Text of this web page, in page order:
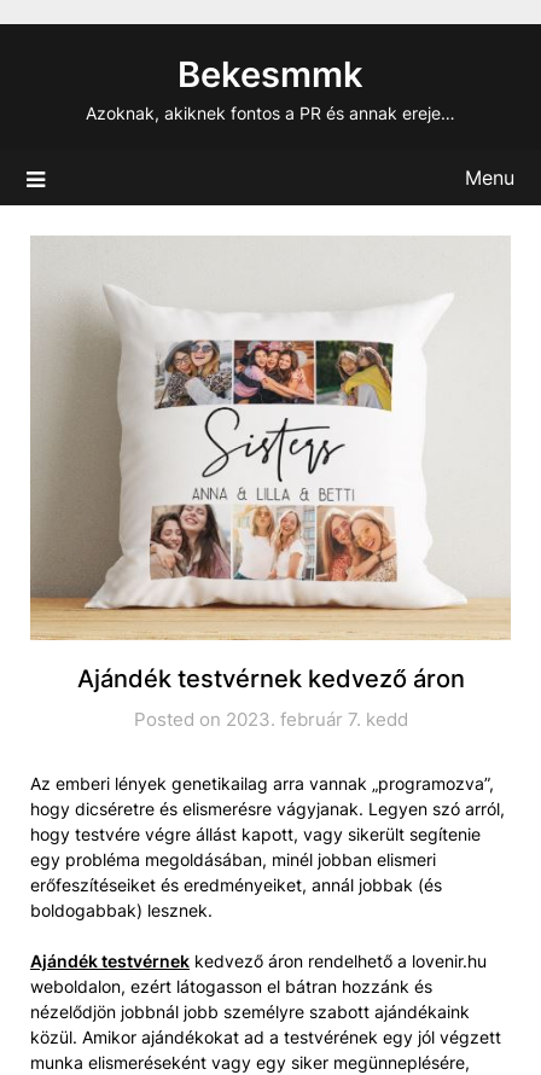
Bekesmmk
Azoknak, akiknek fontos a PR és annak ereje…
Menu
Ajándék testvérnek kedvező áron
Posted on 2023. február 7. kedd
Az emberi lények genetikailag arra vannak „programozva”,
hogy dicséretre és elismerésre vágyjanak. Legyen szó arról,
hogy testvére végre állást kapott, vagy sikerült segítenie
egy probléma megoldásában, minél jobban elismeri
erőfeszítéseiket és eredményeiket, annál jobbak (és
boldogabbak) lesznek.
Ajándék testvérnek kedvező áron rendelhető a lovenir.hu
weboldalon, ezért látogasson el bátran hozzánk és
nézelődjön jobbnál jobb személyre szabott ajándékaink
közül. Amikor ajándékokat ad a testvérének egy jól végzett
munka elismeréseként vagy egy siker megünneplésére,